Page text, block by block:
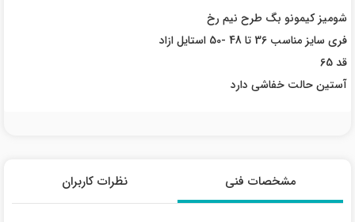
شومیز کیمونو بگ طرح نیم رخ
فری سایز مناسب 36 تا 48 -50 استایل ازاد
قد 65
آستین حالت خفاشی دارد
مشخصات فنی نظرات کاربران